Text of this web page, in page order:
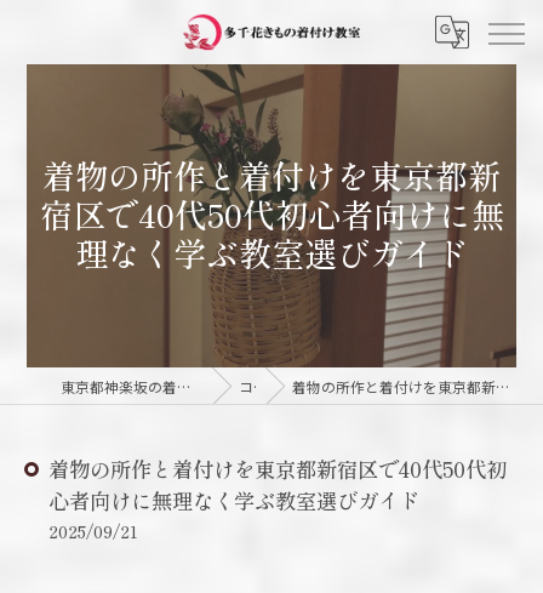
着物の所作と着付けを東京都新
宿区で40代50代初心者向けに無
理なく学ぶ教室選びガイド
東京都神楽坂の着付け教室なら多千花きもの着付け教室 コラム 着物の所作と着付けを東京都新宿区で40代50代初心者向けに無理なく学ぶ教室選びガイド
着物の所作と着付けを東京都新宿区で40代50代初
心者向けに無理なく学ぶ教室選びガイド
2025/09/21